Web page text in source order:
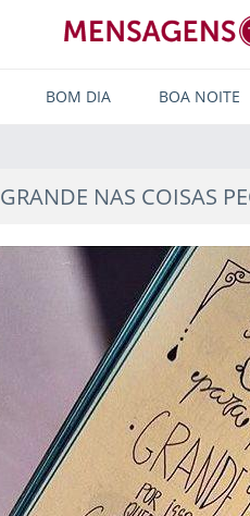
BOM DIA BOA NOITE
GRANDE NAS COISAS